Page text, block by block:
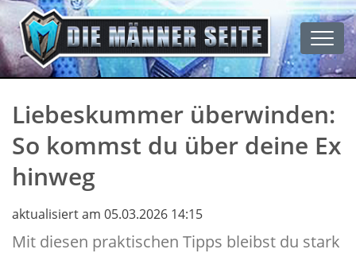
Liebeskummer überwinden:
So kommst du über deine Ex
hinweg
aktualisiert am 05.03.2026 14:15
Mit diesen praktischen Tipps bleibst du stark